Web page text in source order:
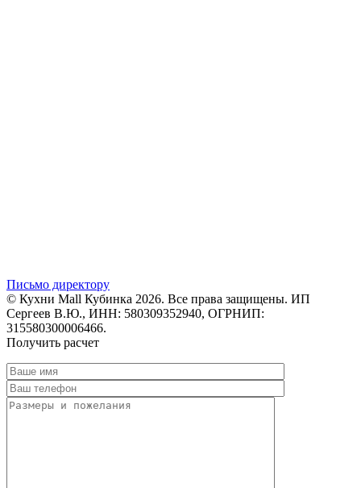
Письмо директору
© Кухни Mall Кубинка 2026. Все права защищены. ИП
Сергеев В.Ю., ИНН: 580309352940, ОГРНИП:
315580300006466.
Получить расчет